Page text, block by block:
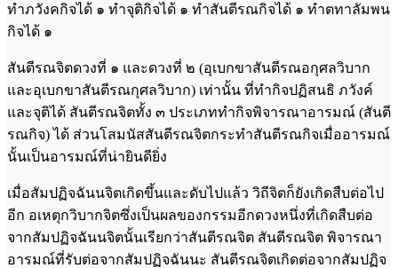
ทำภวังคกิจได้ ๑ ทำจุติกิจได้ ๑ ทำสันตีรณกิจได้ ๑ ทำตทาลัมพน
กิจได้ ๑
สันตีรณจิตดวงที่ ๑ และดวงที่ ๒ (อุเบกขาสันตีรณอกุศลวิบาก
และอุเบกขาสันตีรณกุศลวิบาก) เท่านั้น ที่ทำกิจปฏิสนธิ ภวังค์
และจุติได้ สันตีรณจิตทั้ง ๓ ประเภททำกิจพิจารณาอารมณ์ (สันตี
รณกิจ) ได้ ส่วนโสมนัสสันตีรณจิตกระทำสันตีรณกิจเมื่ออารมณ์
นั้นเป็นอารมณ์ที่น่ายินดียิ่ง
เมื่อสัมปฏิจฉันนจิตเกิดขึ้นและดับไปแล้ว วิถีจิตก็ยังเกิดสืบต่อไป
อีก อเหตุกวิบากจิตซึ่งเป็นผลของกรรมอีกดวงหนึ่งที่เกิดสืบต่อ
จากสัมปฏิจฉันนจิตนั้นเรียกว่าสันตีรณจิต สันตีรณจิต พิจารณา
อารมณ์ที่รับต่อจากสัมปฏิจฉันนะ สันตีรณจิตเกิดต่อจากสัมปฏิจ